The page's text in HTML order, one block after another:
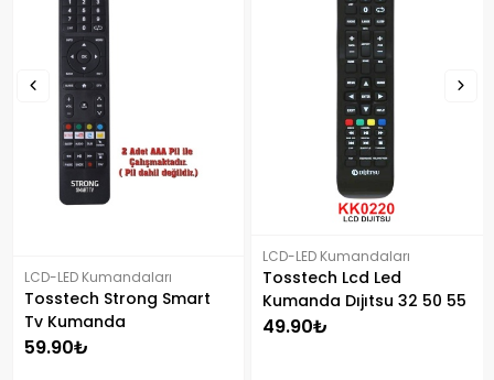
LCD-LED Kumandaları
Tosstech Strong Smart
Tv Kumanda
59.90₺
LCD-LED Kumandaları
Tosstech Lcd Led
Kumanda Dıjıtsu 32 50 55
Serısı Yazısız
49.90₺